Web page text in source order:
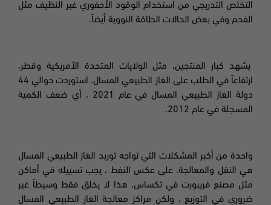
التخلص التدريجي من استخدام الوقود الأحفوري غير النظيف مثل
الفحم وفي بعض الحالات الطاقة النووية أيضاً.
يشهد كبار المنتجين، مثل الولايات المتحدة الأمريكية وقطر،
ارتفاعاً في الطلب على الغاز الطبيعي المسال. استوردت حوالي 44
دولة الغاز الطبيعي المسال في عام 2021 ، أي ضعف الكمية
المسجلة في عام 2012.
واحدة من أكبر المشكلات التي تواجه توريد الغاز الطبيعي المسال
هي النقل والمعالجة. على عكس النفط ، يجب تسييله في أماكن
مثل مصنع فريبورت في تكساس. هذا لا يخلق فقط وسيطاً غير
ضروري في التوزيع ، ولكن مراكز معالجة الغاز الطبيعي المسال